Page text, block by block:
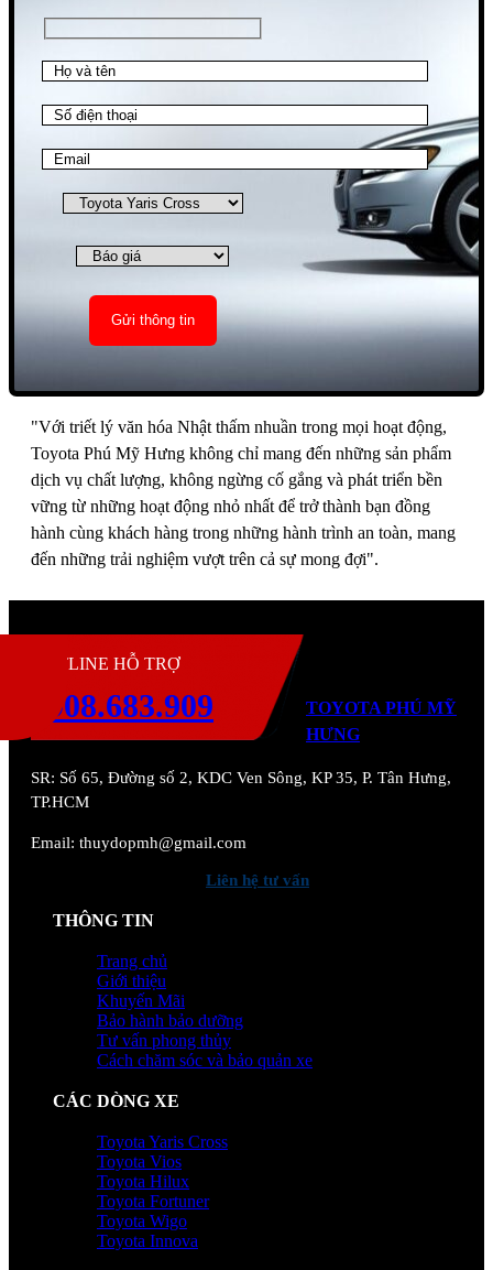
"Với triết lý văn hóa Nhật thấm nhuần trong mọi hoạt động,
Toyota Phú Mỹ Hưng không chỉ mang đến những sản phẩm
dịch vụ chất lượng, không ngừng cố gắng và phát triển bền
vững từ những hoạt động nhỏ nhất để trở thành bạn đồng
hành cùng khách hàng trong những hành trình an toàn, mang
đến những trải nghiệm vượt trên cả sự mong đợi".
HOTLINE HỖ TRỢ
0908.683.909
TOYOTA PHÚ MỸ
HƯNG
SR: Số 65, Đường số 2, KDC Ven Sông, KP 35, P. Tân Hưng,
TP.HCM
Email: thuydopmh@gmail.com
Liên hệ tư vấn
THÔNG TIN
Trang chủ
Giới thiệu
Khuyến Mãi
Bảo hành bảo dưỡng
Tư vấn phong thủy
Cách chăm sóc và bảo quản xe
CÁC DÒNG XE
Toyota Yaris Cross
Toyota Vios
Toyota Hilux
Toyota Fortuner
Toyota Wigo
Toyota Innova